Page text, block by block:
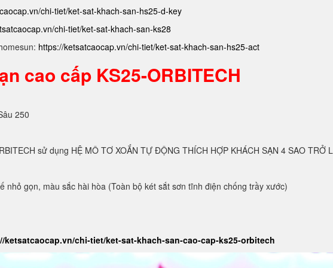
chi-tiet/ket-sat-khach-san-hs25-d-key
chi-tiet/ket-sat-khach-san-ks28
https://ketsatcaocap.vn/chi-tiet/ket-sat-khach-san-hs25-act
cao cấp KS25-ORBITECH
250
sử dụng HỆ MÔ TƠ XOẮN TỰ ĐỘNG THÍCH HỢP KHÁCH SẠN 4 SAO TRỞ
nhỏ gọn, màu sắc hài hòa (Toàn bộ két sắt sơn tĩnh điện chống trầy xước)
ketsatcaocap.vn/chi-tiet/ket-sat-khach-san-cao-cap-ks25-orbitech